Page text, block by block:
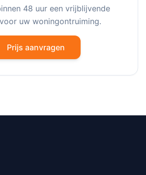
48 uur een vrijblijvende
uw woningontruiming.
Prijs aanvragen